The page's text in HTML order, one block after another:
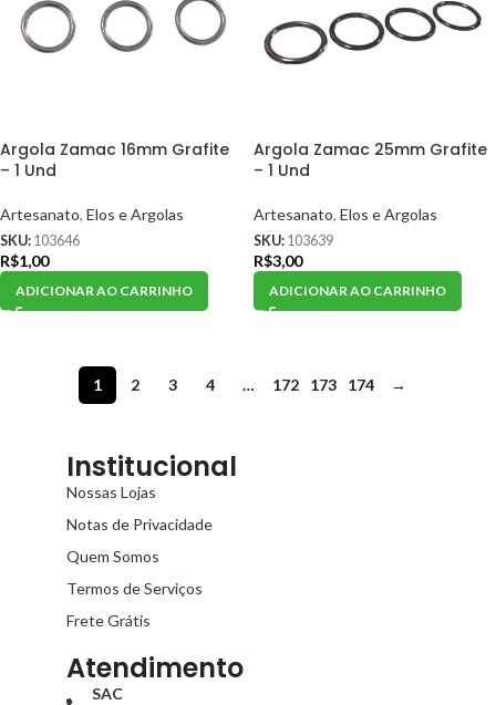
Argola Zamac 16mm Grafite
– 1 Und
Artesanato, Elos e Argolas
SKU: 103646
R$1,00
ADICIONAR AO CARRINHO
Argola Zamac 25mm Grafite
– 1 Und
Artesanato, Elos e Argolas
SKU: 103639
R$3,00
ADICIONAR AO CARRINHO
1 2 3 4 … 172 173 174 →
Institucional
Nossas Lojas
Notas de Privacidade
Quem Somos
Termos de Serviços
Frete Grátis
Atendimento
SAC